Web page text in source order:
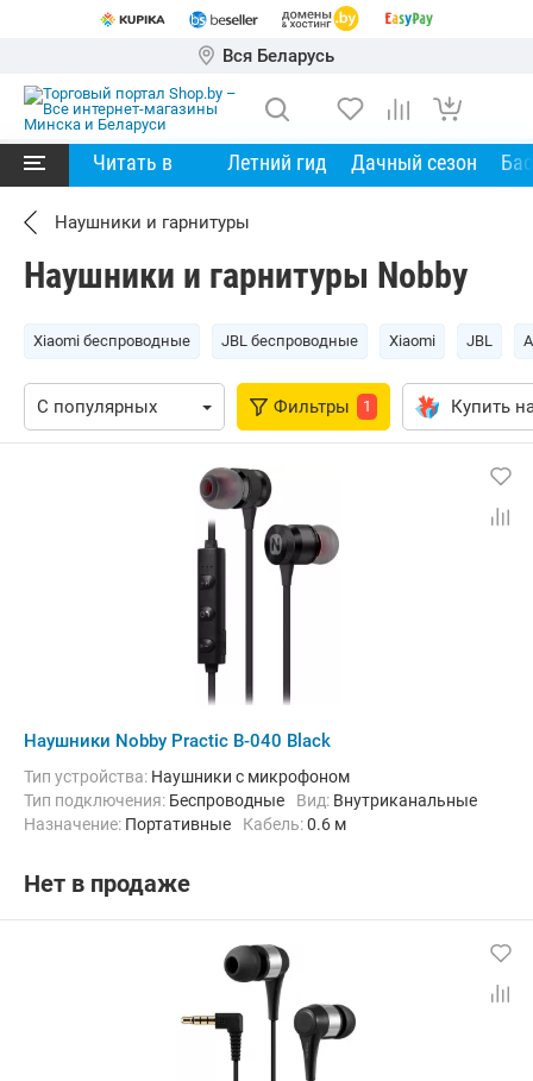
Вся Беларусь
Читать в Летний гид Дачный сезон
Наушники и гарнитуры
Наушники и гарнитуры Nobby
Xiaomi беспроводные JBL беспроводные Xiaomi JBL
Фильтры 1 Купить
Наушники Nobby Practic B-040 Black
Тип устройства: Наушники с микрофоном
Тип подключения: Беспроводные Вид: Внутриканальные
Назначение: Портативные кабель:0.6 м
Нет в продаже